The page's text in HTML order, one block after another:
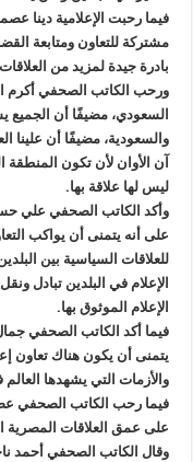
فيما رحبت الإعلامية دينا
مشتركة للتعاون ومتابعة
بادرة جيدة لمزيد من العلاقات
ورحب الكاتب الصحفي أكرم
السعودي، مضيفًا أن الجميع
والسعودية، مضيفًا أن علينا
آن الأوان لأن تكون
ليس لها علاقة بها.
وأكد الكاتب الصحفي علي
على أنه يتمنى أن يواكب
للعلاقات السياسية بين
الإعلام في البلدين تبادل
الإعلام الموثوق بها.
فيما أكد الكاتب الصحفي
يتمنى أن يكون هناك تعاون
والأزمات التي يشهدها
فيما رحب الكاتب الصحفي
على عمق العلاقات المصرية
وقال الكاتب الصحفي أحمد